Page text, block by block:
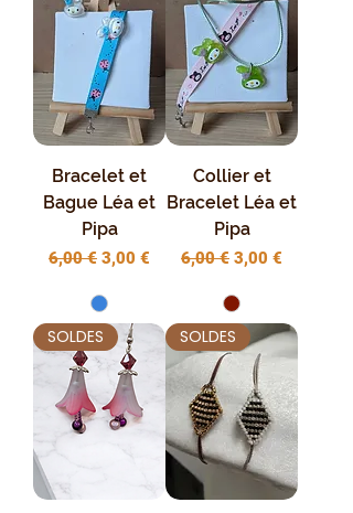
Bracelet et
Bague Léa et
Pipa
Prix original
6,00 € Prix promotionnel
3,00 €
Collier et
Bracelet Léa et
Pipa
Prix original
6,00 € Prix
3,00 €
SOLDES SOLDES